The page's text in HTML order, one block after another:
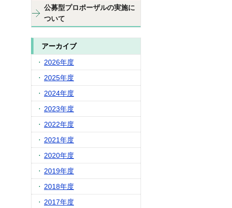
公募型プロポーザルの実施に
ついて
アーカイブ
2026年度
2025年度
2024年度
2023年度
2022年度
2021年度
2020年度
2019年度
2018年度
2017年度